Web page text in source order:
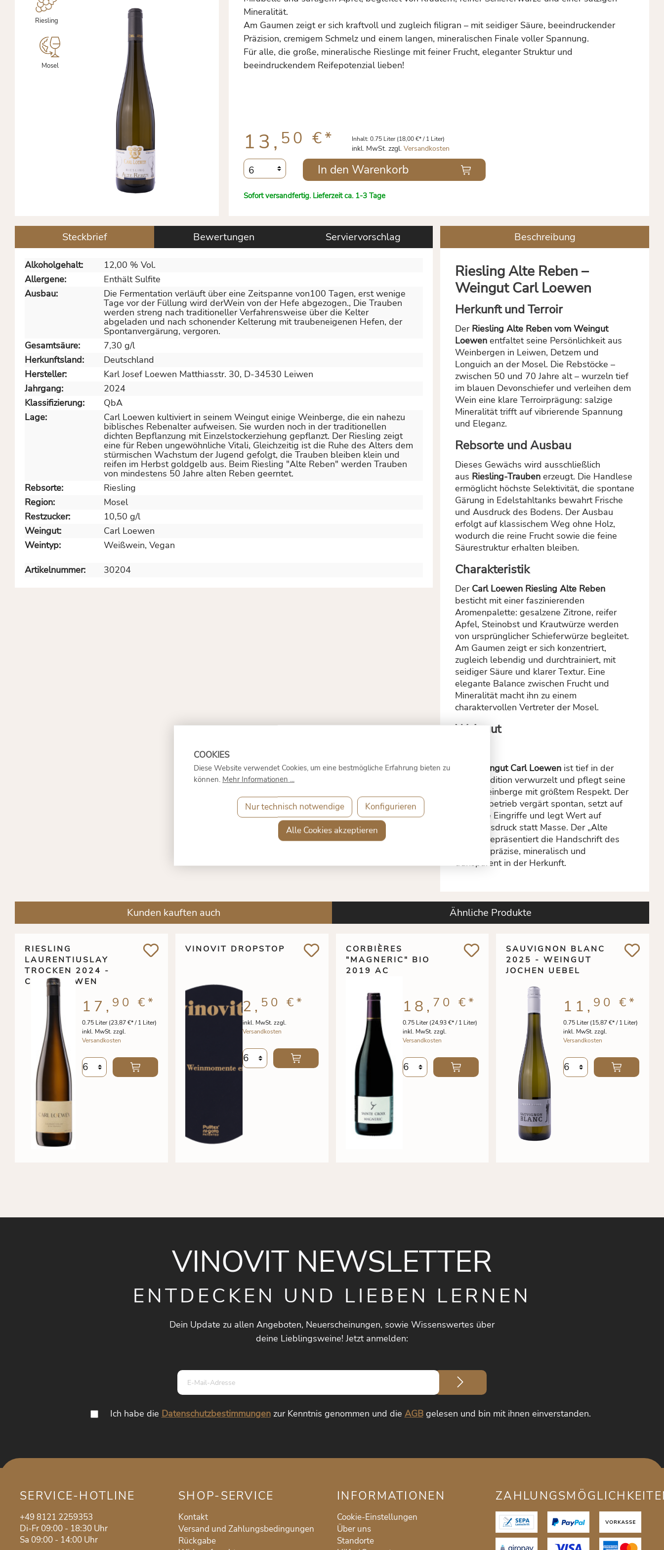
Riesling
Mosel
Mineralität.
Am Gaumen zeigt er sich kraftvoll und zugleich filigran – mit seidiger Säure, beeindruckender
Präzision, cremigem Schmelz und einem langen, mineralischen Finale voller Spannung.
Für alle, die große, mineralische Rieslinge mit feiner Frucht, eleganter Struktur und
beeindruckendem Reifepotenzial lieben!
13, 50 €* Inhalt: 0.75 Liter(18,00 €* / 1 Liter)
inkl. MwSt. zzgl. Versandkosten
Sofort versandfertig. Lieferzeit ca. 1-3 Tage
In den Warenkorb
Steckbrief Bewertungen Serviervorschlag
Alkoholgehalt:
12,00 % Vol.
Allergene:
Enthält Sulfite
Ausbau:
Die Fermentation verläuft über eine Zeitspanne von100 Tagen, erst wenige
Tage vor der Füllung wird derWein von der Hefe abgezogen., Die Trauben
werden streng nach traditioneller Verfahrensweise über die Kelter
abgeladen und nach schonender Kelterung mit traubeneigenen Hefen, der
Spontanvergärung, vergoren.
Gesamtsäure:
7,30 g/l
Herkunftsland:
Deutschland
Hersteller:
Karl Josef Loewen Matthiasstr. 30, D-34530 Leiwen
Jahrgang:
2024
Klassifizierung:
QbA
Lage:
Carl Loewen kultiviert in seinem Weingut einige Weinberge, die ein nahezu
biblisches Rebenalter aufweisen. Sie wurden noch in der traditionellen
dichten Bepflanzung mit Einzelstockerziehung gepflanzt. Der Riesling zeigt
eine für Reben ungewöhnliche Vitali, Gleichzeitig ist die Ruhe des Alters dem
stürmischen Wachstum der Jugend gefolgt, die Trauben bleiben klein und
reifen im Herbst goldgelb aus. Beim Riesling "Alte Reben" werden Trauben
von mindestens 50 Jahre alten Reben geerntet.
Rebsorte:
Riesling
Region:
Mosel
Restzucker:
10,50 g/l
Weingut:
Carl Loewen
Weintyp:
Weißwein, Vegan
Artikelnummer: 30204
Beschreibung
Riesling Alte Reben –
Weingut Carl Loewen
Herkunft und Terroir
Der Riesling Alte Reben vom Weingut
Loewen entfaltet seine Persönlichkeit aus
Weinbergen in Leiwen, Detzem und
Longuich an der Mosel. Die Rebstöcke –
zwischen 50 und 70 Jahre alt – wurzeln tief
im blauen Devonschiefer und verleihen dem
Wein eine klare Terroirprägung: salzige
Mineralität trifft auf vibrierende Spannung
und Eleganz.
Rebsorte und Ausbau
Dieses Gewächs wird ausschließlich
aus Riesling-Trauben erzeugt. Die Handlese
ermöglicht höchste Selektivität, die spontane
Gärung in Edelstahltanks bewahrt Frische
und Ausdruck des Bodens. Der Ausbau
erfolgt auf klassischem Weg ohne Holz,
wodurch die reine Frucht sowie die feine
Säurestruktur erhalten bleiben.
Charakteristik
Der Carl Loewen Riesling Alte Reben
besticht mit einer faszinierenden
Aromenpalette: gesalzene Zitrone, reifer
Apfel, Steinobst und Krautwürze werden
von ursprünglicher Schieferwürze begleitet.
Am Gaumen zeigt er sich konzentriert,
zugleich lebendig und durchtrainiert, mit
seidiger Säure und klarer Textur. Eine
elegante Balance zwischen Frucht und
Mineralität macht ihn zu einem
charaktervollen Vertreter der Mosel.
Weingut
Weingut Carl Loewen ist tief in der
Moseltradition verwurzelt und pflegt seine
alten Weinberge mit größtem Respekt. Der
Familienbetrieb vergärt spontan, setzt auf
minimale Eingriffe und legt Wert auf
Terroirausdruck statt Masse. Der „Alte
Reben“ repräsentiert die Handschrift des
Hauses: präzise, mineralisch und
transparent in der Herkunft.
Kunden kauften auch Ähnliche Produkte
RIESLING
LAURENTIUSLAY
TROCKEN 2024 -
CARL LOEWEN
0.75 Liter(23,87 €* / 1 Liter)
inkl. MwSt. zzgl.
Versandkosten
17, 90 €*
VINOVIT DROPSTOP
inkl. MwSt. zzgl.
Versandkosten
2, 50 €*
CORBIÈRES
"MAGNERIC" BIO
2019 AC
0.75 Liter(24,93 €* / 1 Liter)
inkl. MwSt. zzgl.
Versandkosten
18, 70 €*
SAUVIGNON BLANC
2025 - WEINGUT
JOCHEN UEBEL
0.75 Liter(15,87 €* / 1 Liter)
inkl. MwSt. zzgl.
Versandkosten
11, 90 €*
VINOVIT NEWSLETTER
ENTDECKEN UND LIEBEN LERNEN
Dein Update zu allen Angeboten, Neuerscheinungen, sowie Wissenswertes über
deine Lieblingsweine! Jetzt anmelden:
Adresse*
Ich habe die Datenschutzbestimmungenzur Kenntnis genommen und die AGBgelesen und bin mit ihnen einverstanden.
SERVICE-HOTLINE
+49 8121 2259353
Di-Fr 09:00 - 18:30 Uhr
Sa 09:00 - 14:00 Uhr
SHOP-SERVICE
Kontakt
Versand und Zahlungsbedingungen
Rückgabe
INFORMATIONEN
Cookie-Einstellungen
Über uns
Standorte
Diese Website verwendet Cookies, um eine bestmögliche Erfahrung bieten zu
können. Mehr Informationen ...
Nur technisch notwendige Konfigurieren
Alle Cookies akzeptieren